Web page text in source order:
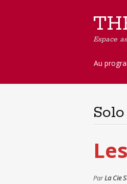
Espace
Aller
contenu
Au
ParLa Cie